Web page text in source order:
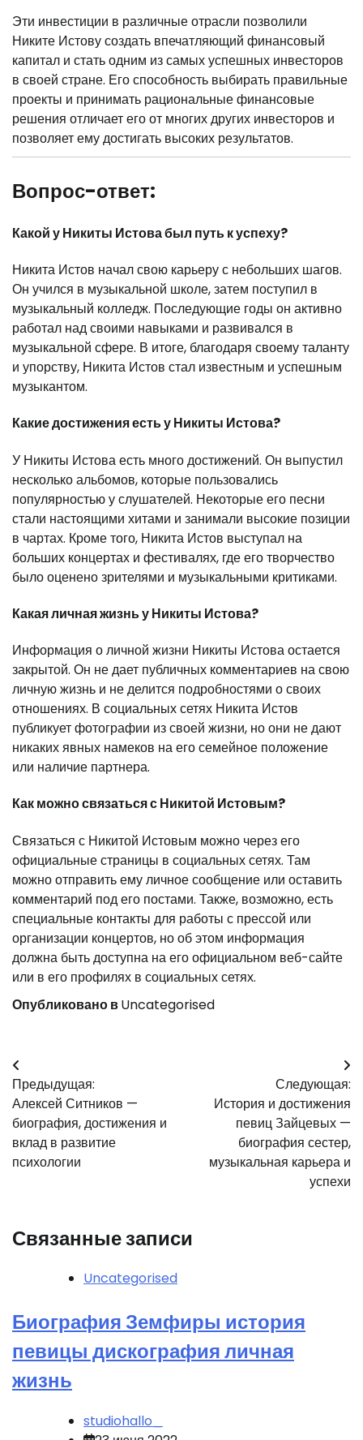
Эти инвестиции в различные отрасли позволили
Никите Истову создать впечатляющий финансовый
капитал и стать одним из самых успешных инвесторов
в своей стране. Его способность выбирать правильные
проекты и принимать рациональные финансовые
решения отличает его от многих других инвесторов и
позволяет ему достигать высоких результатов.
Вопрос-ответ:
Какой у Никиты Истова был путь к успеху?
Никита Истов начал свою карьеру с небольших шагов.
Он учился в музыкальной школе, затем поступил в
музыкальный колледж. Последующие годы он активно
работал над своими навыками и развивался в
музыкальной сфере. В итоге, благодаря своему таланту
и упорству, Никита Истов стал известным и успешным
музыкантом.
Какие достижения есть у Никиты Истова?
У Никиты Истова есть много достижений. Он выпустил
несколько альбомов, которые пользовались
популярностью у слушателей. Некоторые его песни
стали настоящими хитами и занимали высокие позиции
в чартах. Кроме того, Никита Истов выступал на
больших концертах и фестивалях, где его творчество
было оценено зрителями и музыкальными критиками.
Какая личная жизнь у Никиты Истова?
Информация о личной жизни Никиты Истова остается
закрытой. Он не дает публичных комментариев на свою
личную жизнь и не делится подробностями о своих
отношениях. В социальных сетях Никита Истов
публикует фотографии из своей жизни, но они не дают
никаких явных намеков на его семейное положение
или наличие партнера.
Как можно связаться с Никитой Истовым?
Связаться с Никитой Истовым можно через его
официальные страницы в социальных сетях. Там
можно отправить ему личное сообщение или оставить
комментарий под его постами. Также, возможно, есть
специальные контакты для работы с прессой или
организации концертов, но об этом информация
должна быть доступна на его официальном веб-сайте
или в его профилях в социальных сетях.
Опубликовано вUncategorised
Навигация
по
записям
Предыдущая:
Алексей Ситников —
биография, достижения и
вклад в развитие
психологии
Следующая:
История и достижения
певиц Зайцевых —
биография сестер,
музыкальная карьера и
успехи
Связанные записи
Uncategorised
Биография Земфиры история
певицы дискография личная
жизнь
studiohallo_